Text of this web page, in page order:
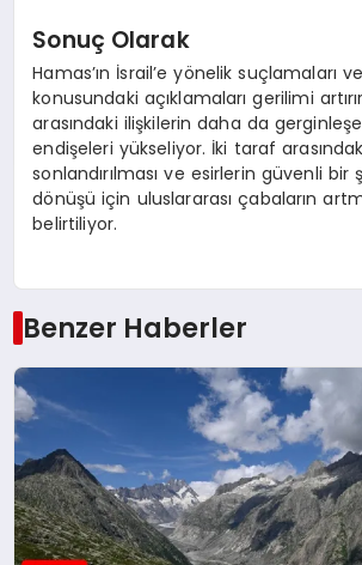
Sonuç Olarak
Hamas’ın İsrail’e yönelik suçlamaları
konusundaki açıklamaları gerilimi
arasındaki ilişkilerin daha da
endişeleri yükseliyor. İki taraf
sonlandırılması ve esirlerin güvenli bir
dönüşü için uluslararası çabaların
belirtiliyor.
Benzer Haberler